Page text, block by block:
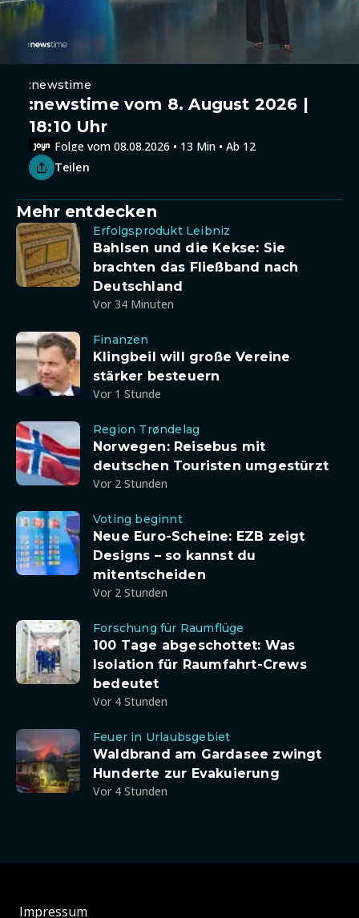
:newstime
:newstime vom 8. August 2026 |
18:10 Uhr
Folge vom 08.08.2026 • 13 Min • Ab 12
Teilen
Mehr entdecken
Erfolgsprodukt Leibniz
Bahlsen und die Kekse: Sie
brachten das Fließband nach
Deutschland
Vor 34 Minuten
Finanzen
Klingbeil will große Vereine
stärker besteuern
Vor 1 Stunde
Region Trøndelag
Norwegen: Reisebus mit
deutschen Touristen umgestürzt
Vor 2 Stunden
Voting beginnt
Neue Euro-Scheine: EZB zeigt
Designs – so kannst du
mitentscheiden
Vor 2 Stunden
Forschung für Raumflüge
100 Tage abgeschottet: Was
Isolation für Raumfahrt-Crews
bedeutet
Vor 4 Stunden
Feuer in Urlaubsgebiet
Waldbrand am Gardasee zwingt
Hunderte zur Evakuierung
Vor 4 Stunden
Impressum